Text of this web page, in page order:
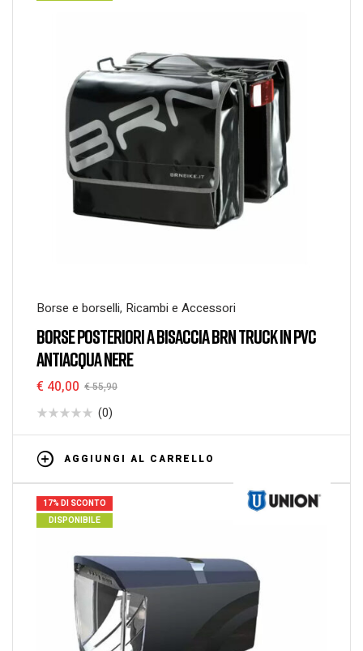
Borse e borselli, Ricambi e Accessori
BORSE POSTERIORI A BISACCIA BRN TRUCK IN PVC
ANTIACQUA NERE
€55,90
€ 40,00
(0)
AGGIUNGI AL CARRELLO
17% DI SCONTO
DISPONIBILE